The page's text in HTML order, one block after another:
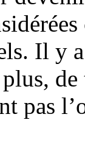
Il y
plus,
pas